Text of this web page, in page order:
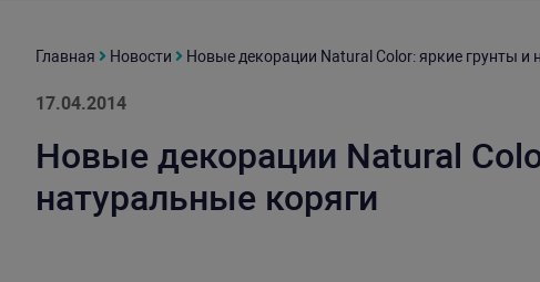
Главная Новости Новые декорации Natural Color: яркие грунты и
17.04.2014
Новые декорации Natural
натуральные коряги